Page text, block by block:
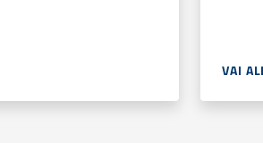
VAI